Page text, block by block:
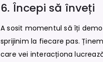
6. Începi să înveți
A sosit momentul să îți
sprijinim la fiecare pas.
care vei interacționa